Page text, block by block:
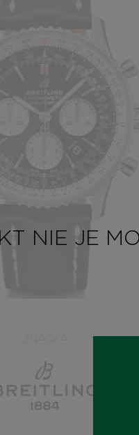
NIE JE